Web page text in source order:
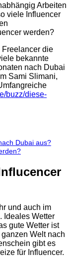
Arbeiten
viele Influencer
werden?
Freelancer die
bekannte
nach Dubai
Sami Slimani,
buzz/diese-
Dubai aus?
und auch im
Ideales Wetter
gute Wetter ist
Welt nach
gibt es
für Influencer.